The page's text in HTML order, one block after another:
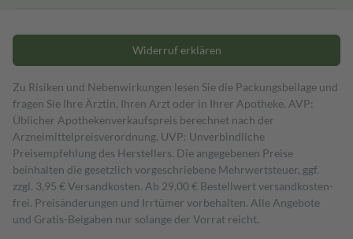
Widerruf erklären
Zu Risiken und Nebenwirkungen lesen Sie die Packungsbeilage und
fragen Sie Ihre Ärztin, Ihren Arzt oder in Ihrer Apotheke. AVP:
Üblicher Apothekenverkaufspreis berechnet nach der
Arzneimittelpreisverordnung. UVP: Unverbindliche
Preisempfehlung des Herstellers. Die angegebenen Preise
beinhalten die gesetzlich vorgeschriebene Mehrwertsteuer, ggf.
zzgl. 3,95 € Versandkosten. Ab 29,00 € Bestell­wert versand­kosten­
frei. Preisänderungen und Irrtümer vorbehalten. Alle Angebote
und Gratis-Beigaben nur solange der Vorrat reicht.